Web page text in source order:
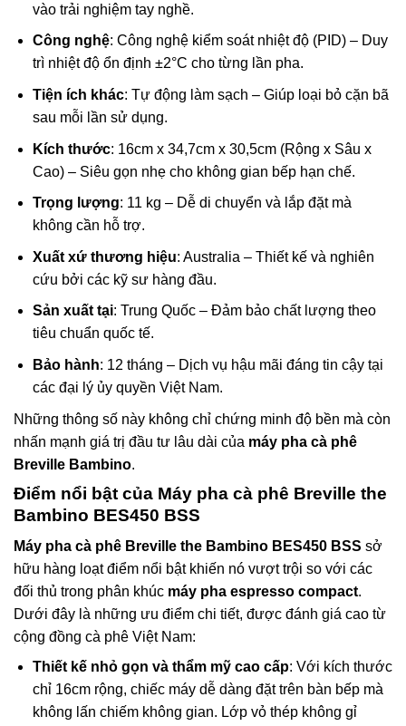
vào trải nghiệm tay nghề.
Công nghệ: Công nghệ kiểm soát nhiệt độ (PID) – Duy
trì nhiệt độ ổn định ±2°C cho từng lần pha.
Tiện ích khác: Tự động làm sạch – Giúp loại bỏ cặn bã
sau mỗi lần sử dụng.
Kích thước: 16cm x 34,7cm x 30,5cm (Rộng x Sâu x
Cao) – Siêu gọn nhẹ cho không gian bếp hạn chế.
Trọng lượng: 11 kg – Dễ di chuyển và lắp đặt mà
không cần hỗ trợ.
Xuất xứ thương hiệu: Australia – Thiết kế và nghiên
cứu bởi các kỹ sư hàng đầu.
Sản xuất tại: Trung Quốc – Đảm bảo chất lượng theo
tiêu chuẩn quốc tế.
Bảo hành: 12 tháng – Dịch vụ hậu mãi đáng tin cậy tại
các đại lý ủy quyền Việt Nam.
Những thông số này không chỉ chứng minh độ bền mà còn
nhấn mạnh giá trị đầu tư lâu dài của máy pha cà phê
Breville Bambino.
Điểm nổi bật của Máy pha cà phê Breville the
Bambino BES450 BSS
Máy pha cà phê Breville the Bambino BES450 BSS sở
hữu hàng loạt điểm nổi bật khiến nó vượt trội so với các
đối thủ trong phân khúc máy pha espresso compact.
Dưới đây là những ưu điểm chi tiết, được đánh giá cao từ
cộng đồng cà phê Việt Nam:
Thiết kế nhỏ gọn và thẩm mỹ cao cấp: Với kích thước
chỉ 16cm rộng, chiếc máy dễ dàng đặt trên bàn bếp mà
không lấn chiếm không gian. Lớp vỏ thép không gỉ